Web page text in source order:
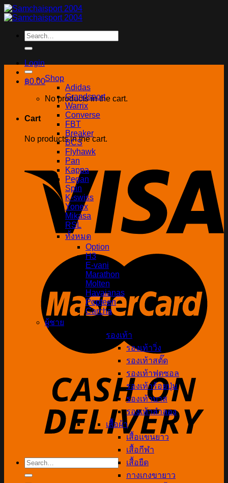
Skip
to
Search
for:
Login
฿0.00
No products in the cart.
Cart
No products in the cart.
Search
for:
Shop
Adidas
Grandsport
Warrix
Converse
FBT
Breaker
BCS
Flyhawk
Pan
Kappa
Pegan
Spin
K-swiss
Yonex
Mikasa
RSL
ทั้งหมด
Option
H3
E-vani
Marathon
Molten
Havaianas
Popteen
Carcha
ผู้ชาย
รองเท้า
รองเท้าวิ่ง
รองเท้าสตั๊ด
รองเท้าฟุตซอล
รองเท้าร้อยปุ่ม
รองเท้าบาส
รองเท้าลำลอง
เสื้อผ้า
เสื้อแขนยาว
เสื้อกีฬา
เสื้อยืด
กางเกงขายาว